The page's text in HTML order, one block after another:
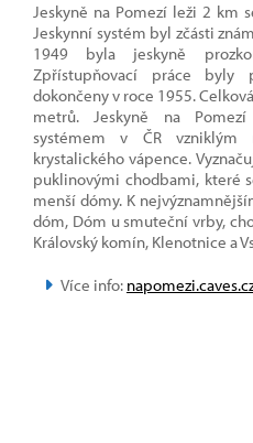
Jeskyně na Pomezí leži 2 km
Jeskynní systém byl zčásti
1949 byla jeskyně
Zpřístupňovací práce
dokončeny v roce 1955.
metrů. Jeskyně na
systémem v ČR vzniklým
krystalického vápence.
puklinovými chodbami, které
menší dómy. K
dóm, Dóm u smuteční vrby,
Královský komín, Klenotnice a
Více info: